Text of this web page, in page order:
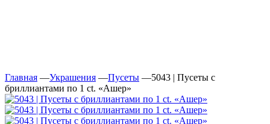
Главная —Украшения —Пусеты —5043 | Пусеты с
бриллиантами по 1 ct. «Ашер»